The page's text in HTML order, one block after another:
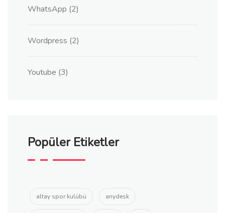
WhatsApp (2)
Wordpress (2)
Youtube (3)
Popüler Etiketler
altay spor kulübü anydesk